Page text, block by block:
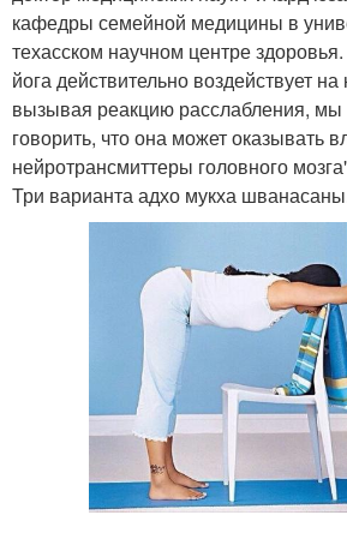
кафедры семейной медицины в
техасском научном центре
йога действительно воздействует
вызывая реакцию расслабления,
говорить, что она может оказывать
нейротрансмиттеры головного
Три варианта адхо мукха